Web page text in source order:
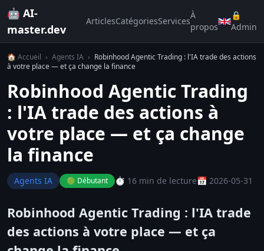
🤖 AI-
master.dev
ArticlesCatégoriesServices
À
propos
🔒
Admin
🏠 Accueil › Agents IA › Robinhood Agentic Trading : l'IA trade des actions
à votre place — et ça change la finance
Robinhood Agentic Trading
: l'IA trade des actions à
votre place — et ça change
la finance
Agents IA 🟢 Débutant ⏱️ 16 min de lecture📅 2026-05-31
Robinhood Agentic Trading : l'IA trade
des actions à votre place — et ça